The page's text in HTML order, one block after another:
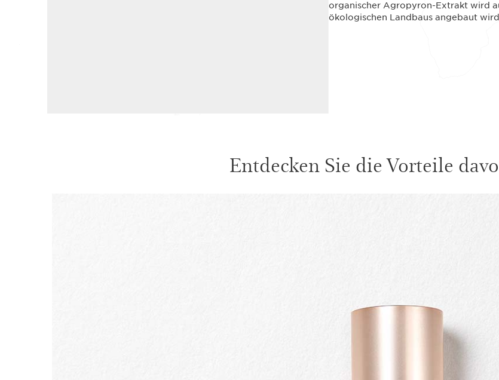
organischer Agropyron-Extrakt wird
ökologischen Landbaus angebaut
Entdecken Sie die Vorteile